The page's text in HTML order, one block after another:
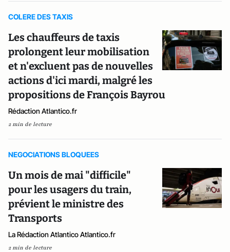
COLERE DES TAXIS
Les chauffeurs de taxis
prolongent leur mobilisation
et n'excluent pas de nouvelles
actions d'ici mardi, malgré les
propositions de François Bayrou
Rédaction Atlantico.fr
2 min de lecture
NEGOCIATIONS BLOQUEES
Un mois de mai "difficile"
pour les usagers du train,
prévient le ministre des
Transports
La Rédaction Atlantico Atlantico.fr
2 min de lecture